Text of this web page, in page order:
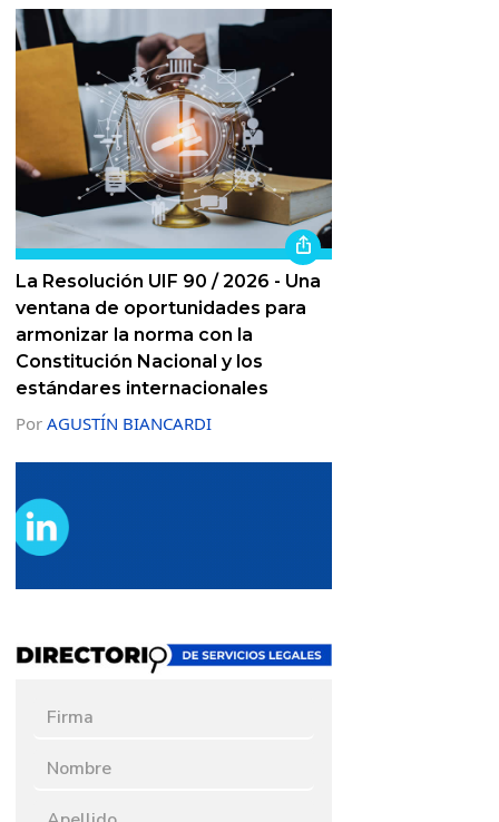
La Resolución UIF 90 / 2026 - Una
ventana de oportunidades para
armonizar la norma con la
Constitución Nacional y los
estándares internacionales
Por AGUSTÍN BIANCARDI